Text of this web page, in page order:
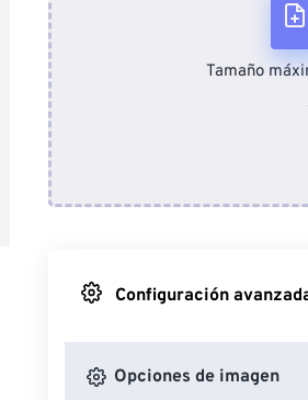
Tamaño
Configuración
Opciones de imagen